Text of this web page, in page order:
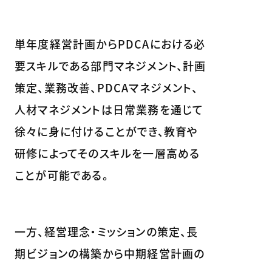
単年度経営計画からPDCAにおける必
要スキルである部門マネジメント、計画
策定、業務改善、PDCAマネジメント、
人材マネジメントは日常業務を通じて
徐々に身に付けることができ、教育や
研修によってそのスキルを一層高める
ことが可能である。
一方、経営理念・ミッションの策定、長
期ビジョンの構築から中期経営計画の